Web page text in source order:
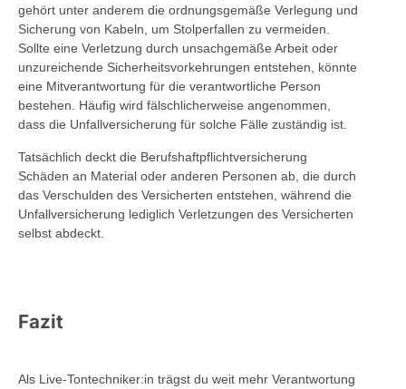
gehört unter anderem die ordnungsgemäße Verlegung und
Sicherung von Kabeln, um Stolperfallen zu vermeiden.
Sollte eine Verletzung durch unsachgemäße Arbeit oder
unzureichende Sicherheitsvorkehrungen entstehen, könnte
eine Mitverantwortung für die verantwortliche Person
bestehen. Häufig wird fälschlicherweise angenommen,
dass die Unfallversicherung für solche Fälle zuständig ist.
Tatsächlich deckt die Berufshaftpflichtversicherung
Schäden an Material oder anderen Personen ab, die durch
das Verschulden des Versicherten entstehen, während die
Unfallversicherung lediglich Verletzungen des Versicherten
selbst abdeckt.
Fazit
Als Live-Tontechniker:in trägst du weit mehr Verantwortung